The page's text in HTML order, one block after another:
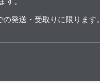
発送・受取りに限ります。